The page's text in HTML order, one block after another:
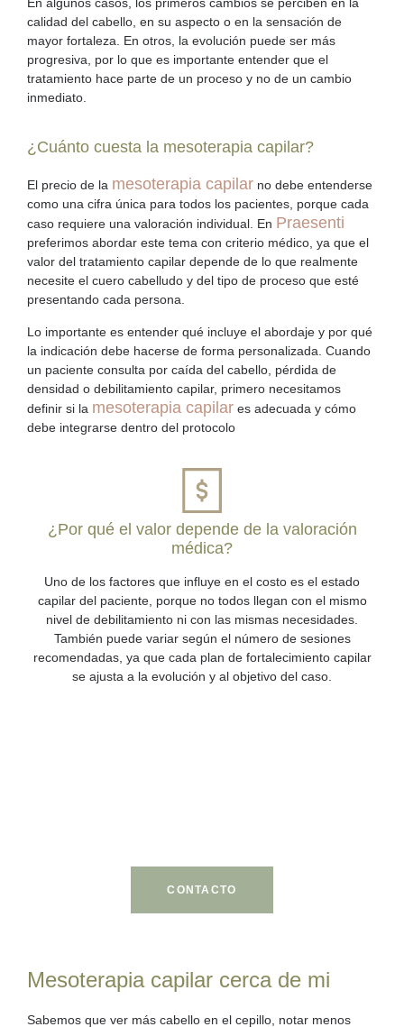
calidad del cabello, en su aspecto o en la sensación de
mayor fortaleza. En otros, la evolución puede ser más
progresiva, por lo que es importante entender que el
tratamiento hace parte de un proceso y no de un cambio
inmediato.
¿Cuánto cuesta la mesoterapia capilar?
El precio de la mesoterapia capilar no debe entenderse
como una cifra única para todos los pacientes, porque cada
caso requiere una valoración individual. En Praesenti
preferimos abordar este tema con criterio médico, ya que el
valor del tratamiento capilar depende de lo que realmente
necesite el cuero cabelludo y del tipo de proceso que esté
presentando cada persona.
Lo importante es entender qué incluye el abordaje y por qué
la indicación debe hacerse de forma personalizada. Cuando
un paciente consulta por caída del cabello pérdida de
densidad o debilitamiento capilar, primero necesitamos
definir si la mesoterapia capilar es adecuada y cómo
debe integrarse dentro del protocolo
¿Por qué el valor depende de la valoración
médica?
Uno de los factores que influye en el costo es el estado
capilar del paciente, porque no todos llegan con el mismo
nivel de debilitamiento ni con las mismas necesidades.
También puede variar según el número de sesiones
recomendadas, ya que cada plan de fortalecimiento capilar
se ajusta a la evolución y al objetivo del caso.
CONTACTO
Mesoterapia capilar cerca de mi
Sabemos que ver más cabello en el cepillo, notar menos